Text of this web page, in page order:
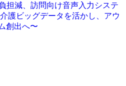
担減、訪問向け音声入力システ
護ビッグデータを活かし、アウ
創出へ〜